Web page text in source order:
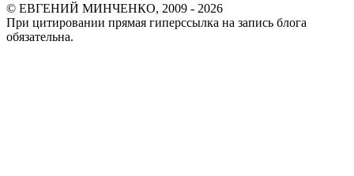
© ЕВГЕНИЙ МИНЧЕНКО, 2009 - 2026
При цитировании прямая гиперссылка на запись блога
обязательна.